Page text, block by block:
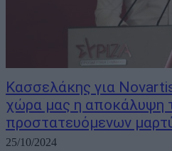
Κασσελάκης για
χώρα μας η αποκάλυψη
προστατευόμενων
25/10/2024